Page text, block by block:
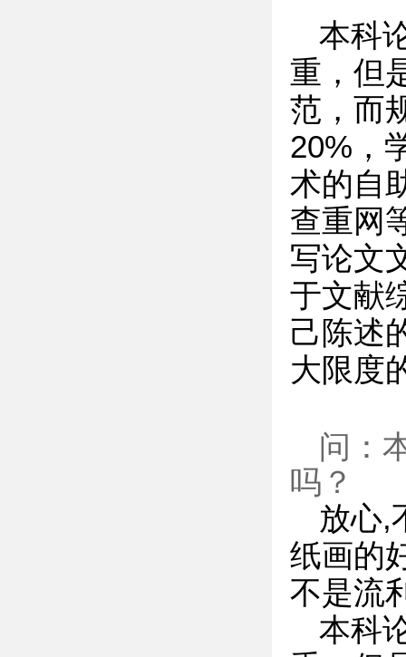
本科
重，但
范，而
20%，
术的自
查重网
写论文
于文献
己陈述
大限度
问：
吗？
放心,
纸画的
不是流
本科